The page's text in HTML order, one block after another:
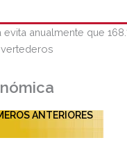
ANTERIORES